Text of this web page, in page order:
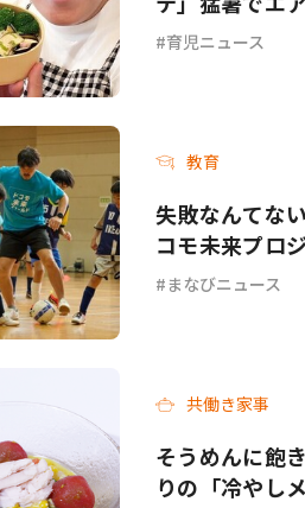
てて…」
育児ニュース
教育
失敗なんてな
コモ未来プロ
まなびニュース
共働き家事
そうめんに飽
りの「冷やし